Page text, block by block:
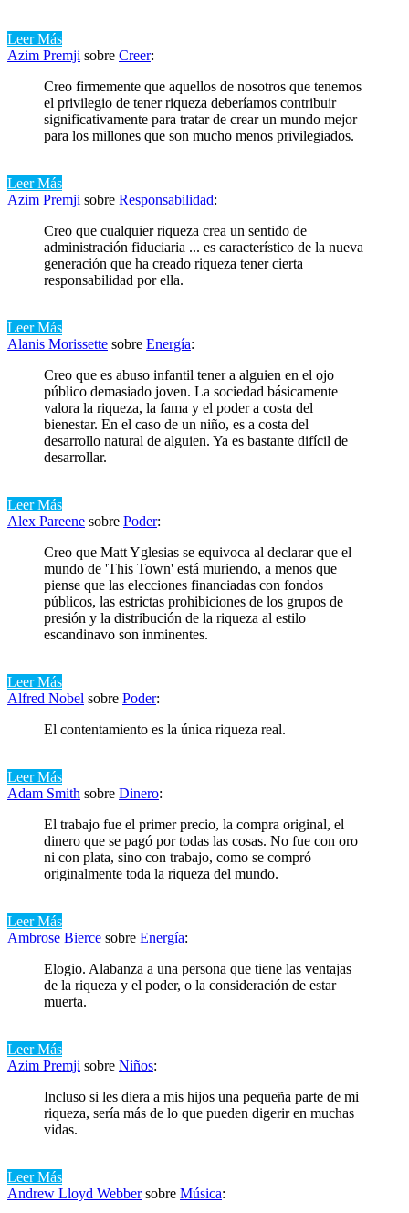
Leer Más
Azim Premji sobre Creer:
Creo firmemente que aquellos de nosotros que tenemos
el privilegio de tener riqueza deberíamos contribuir
significativamente para tratar de crear un mundo mejor
para los millones que son mucho menos privilegiados.
Leer Más
Azim Premji sobre Responsabilidad:
Creo que cualquier riqueza crea un sentido de
administración fiduciaria ... es característico de la nueva
generación que ha creado riqueza tener cierta
responsabilidad por ella.
Leer Más
Alanis Morissette sobre Energía:
Creo que es abuso infantil tener a alguien en el ojo
público demasiado joven. La sociedad básicamente
valora la riqueza, la fama y el poder a costa del
bienestar. En el caso de un niño, es a costa del
desarrollo natural de alguien. Ya es bastante difícil de
desarrollar.
Leer Más
Alex Pareene sobre Poder:
Creo que Matt Yglesias se equivoca al declarar que el
mundo de 'This Town' está muriendo, a menos que
piense que las elecciones financiadas con fondos
públicos, las estrictas prohibiciones de los grupos de
presión y la distribución de la riqueza al estilo
escandinavo son inminentes.
Leer Más
Alfred Nobel sobre Poder:
El contentamiento es la única riqueza real.
Leer Más
Adam Smith sobre Dinero:
El trabajo fue el primer precio, la compra original, el
dinero que se pagó por todas las cosas. No fue con oro
ni con plata, sino con trabajo, como se compró
originalmente toda la riqueza del mundo.
Leer Más
Ambrose Bierce sobre Energía:
Elogio. Alabanza a una persona que tiene las ventajas
de la riqueza y el poder, o la consideración de estar
muerta.
Leer Más
Azim Premji sobre Niños:
Incluso si les diera a mis hijos una pequeña parte de mi
riqueza, sería más de lo que pueden digerir en muchas
vidas.
Leer Más
Andrew Lloyd Webbersobre Música: